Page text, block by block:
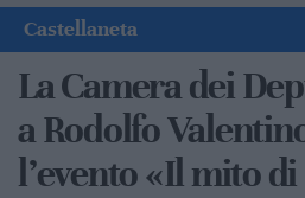
Castellaneta
La Camera dei
a Rodolfo
l’evento «Il mito